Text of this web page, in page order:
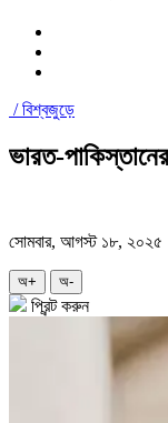
/বিশ্বজুড়ে
ভারত-
সোমবার, আগস্ট ১৮, ২০২৫
অ+ অ-
প্রিন্ট করুন